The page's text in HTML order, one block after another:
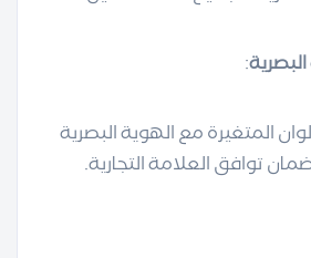
:
المتغيرة مع الهوية البصرية
توافق العلامة التجارية.